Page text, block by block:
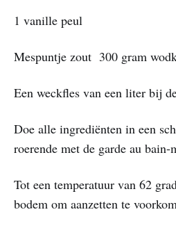
1 vanille peul
Mespuntje zout 300 gram
Een weckfles van een liter bij
Doe alle ingrediënten in een
roerende met de garde au bain-
Tot een temperatuur van 62
bodem om aanzetten te